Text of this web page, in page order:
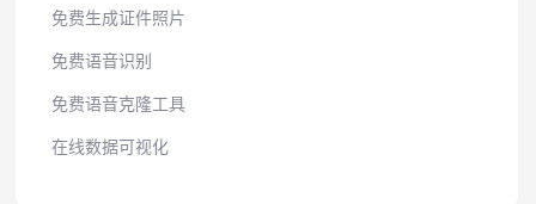
免费生成证件照片
免费语音识别
免费语音克隆工具
在线数据可视化